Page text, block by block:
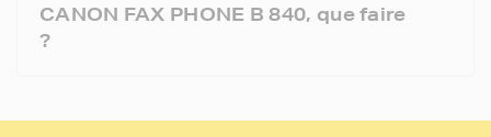
CANON FAX PHONE B 840, que faire
?